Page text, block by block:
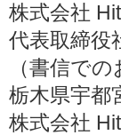
株式会社
代表取締役
（書信での
栃木県宇都
株式会社